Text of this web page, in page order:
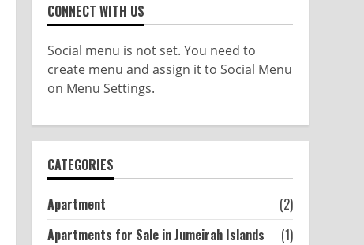
CONNECT WITH US
Social menu is not set. You need to
create menu and assign it to Social Menu
on Menu Settings.
CATEGORIES
Apartment
(2)
Apartments for Sale in Jumeirah Islands
(1)